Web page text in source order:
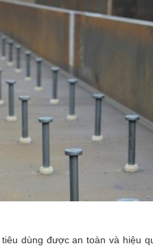
dùng được an toàn và hiệu